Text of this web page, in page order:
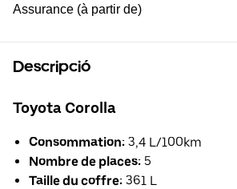
Assurance (à partir de)
Descripció
Toyota Corolla
Consommation: 3,4 L/100km
Nombre de places: 5
Taille du coffre: 361 L